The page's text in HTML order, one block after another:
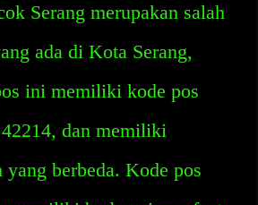
Serang merupakan salah
ada di Kota Serang,
ini memiliki kode pos
dan memiliki
yang berbeda. Kode pos